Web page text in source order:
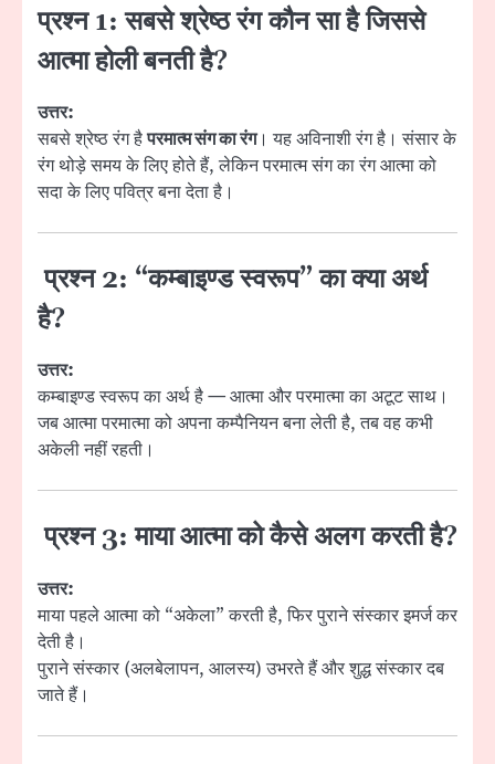
प्रश्न 1: सबसे श्रेष्ठ रंग कौन सा है जिससे
आत्मा होली बनती है?
उत्तर:
सबसे श्रेष्ठ रंग हैपरमात्म संग का रंग। यह अविनाशी रंग है। संसार के
रंग थोड़े समय के लिए होते हैं, लेकिन परमात्म संग का रंग आत्मा को
सदा के लिए पवित्र बना देता है।
प्रश्न 2: “कम्बाइण्ड स्वरूप” का क्या अर्थ
है?
उत्तर:
कम्बाइण्ड स्वरूप का अर्थ है — आत्मा और परमात्मा का अटूट साथ।
जब आत्मा परमात्मा को अपना कम्पैनियन बना लेती है, तब वह कभी
अकेली नहीं रहती।
प्रश्न 3: माया आत्मा को कैसे अलग करती है?
उत्तर:
माया पहले आत्मा को “अकेला” करती है, फिर पुराने संस्कार इमर्ज कर
देती है।
पुराने संस्कार (अलबेलापन, आलस्य) उभरते हैं और शुद्ध संस्कार दब
जाते हैं।